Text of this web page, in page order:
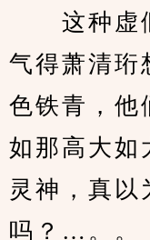
这种虚假
气得萧清珩
色铁青，他
如那高大如
灵神，真以
吗？…。。